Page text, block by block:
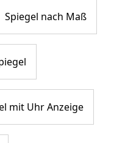
Spiegel nach Maß
mit Uhr Anzeige